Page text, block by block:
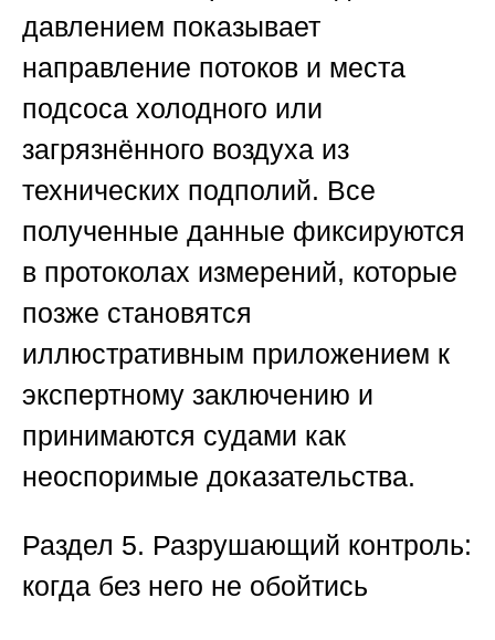
давлением показывает
направление потоков и места
подсоса холодного или
загрязнённого воздуха из
технических подполий. Все
полученные данные фиксируются
в протоколах измерений, которые
позже становятся
иллюстративным приложением к
экспертному заключению и
принимаются судами как
неоспоримые доказательства.
Раздел 5. Разрушающий контроль:
когда без него не обойтись